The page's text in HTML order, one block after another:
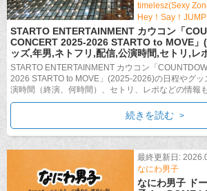
timelesz(Sexy
Hey！Say！JUMP
STARTO ENTERTAINMENT カウコン「
CONCERT 2025-2026 STARTO to MOVE
ッズ,年男,ネトフリ,配信,公演時間,セトリ,レ
STARTO ENTERTAINMENT カウコン「
2026 STARTO to MOVE」(2025-2026)の日程やグ
演時間（終演、何時間）、セトリ、レポなどの情報
続きを読む
最終更新日:
なにわ男子
なにわ男子 ド